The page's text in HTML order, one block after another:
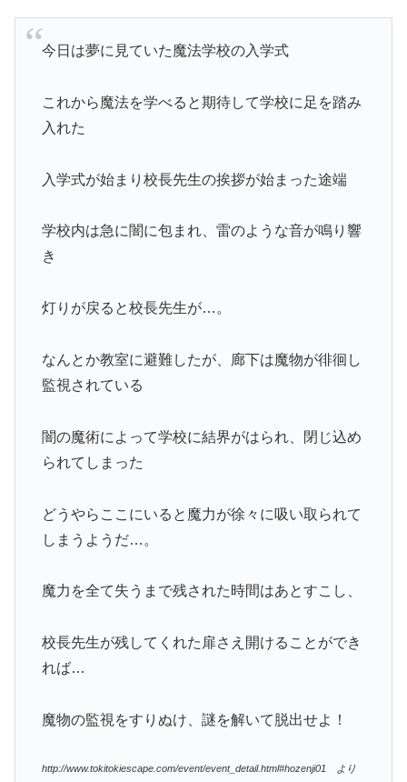
今日は夢に見ていた魔法学校の入学式
これから魔法を学べると期待して学校に足を踏み
入れた
入学式が始まり校長先生の挨拶が始まった途端
学校内は急に闇に包まれ、雷のような音が鳴り響
き
灯りが戻ると校長先生が…。
なんとか教室に避難したが、廊下は魔物が徘徊し
監視されている
闇の魔術によって学校に結界がはられ、閉じ込め
られてしまった
どうやらここにいると魔力が徐々に吸い取られて
しまうようだ…。
魔力を全て失うまで残された時間はあとすこし、
校長先生が残してくれた扉さえ開けることができ
れば…
魔物の監視をすりぬけ、謎を解いて脱出せよ！
http://www.tokitokiescape.com/event/event_detail.html#hozenji01 より